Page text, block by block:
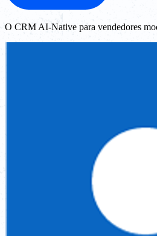
O CRM AI-Native para vendedores